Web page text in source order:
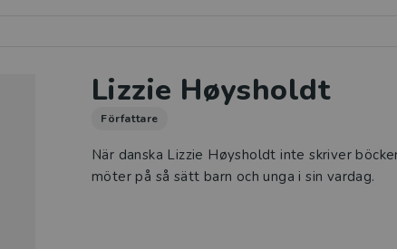
Lizzie Høysholdt
Författare
När danska Lizzie Høysholdt inte skriver
möter på så sätt barn och unga i sin vardag.